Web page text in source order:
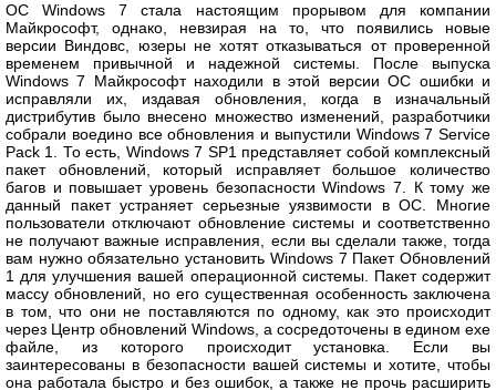
ОС Windows 7 стала настоящим прорывом для компании
Майкрософт, однако, невзирая на то, что появились новые
версии Виндовс, юзеры не хотят отказываться от проверенной
временем привычной и надежной системы. После выпуска
Windows 7 Майкрософт находили в этой версии ОС ошибки и
исправляли их, издавая обновления, когда в изначальный
дистрибутив было внесено множество изменений, разработчики
собрали воедино все обновления и выпустили Windows 7 Service
Pack 1. То есть, Windows 7 SP1 представляет собой комплексный
пакет обновлений, который исправляет большое количество
багов и повышает уровень безопасности Windows 7. К тому же
данный пакет устраняет серьезные уязвимости в ОС. Многие
пользователи отключают обновление системы и соответственно
не получают важные исправления, если вы сделали также, тогда
вам нужно обязательно установить Windows 7 Пакет Обновлений
1 для улучшения вашей операционной системы. Пакет содержит
массу обновлений, но его существенная особенность заключена
в том, что они не поставляются по одному, как это происходит
через Центр обновлений Windows, а сосредоточены в едином exe
файле, из которого происходит установка. Если вы
заинтересованы в безопасности вашей системы и хотите, чтобы
она работала быстро и без ошибок, а также не прочь расширить